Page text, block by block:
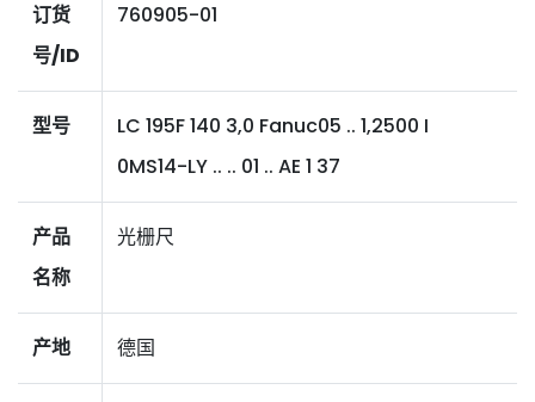
订货
号/ID
760905-01
型号
LC 195F 140 3,0 Fanuc05 .. 1,2500 I
0MS14-LY .. .. 01 .. AE 1 37
产品
名称
光栅尺
产地 德国